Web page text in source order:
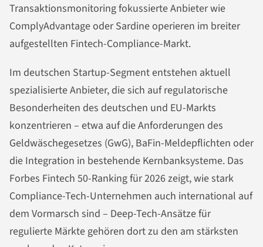
Transaktionsmonitoring fokussierte Anbieter wie
ComplyAdvantage oder Sardine operieren im breiter
aufgestellten Fintech-Compliance-Markt.
Im deutschen Startup-Segment entstehen aktuell
spezialisierte Anbieter, die sich auf regulatorische
Besonderheiten des deutschen und EU-Markts
konzentrieren – etwa auf die Anforderungen des
Geldwäschegesetzes (GwG), BaFin-Meldepflichten oder
die Integration in bestehende Kernbanksysteme. Das
Forbes Fintech 50-Ranking für 2026 zeigt, wie stark
Compliance-Tech-Unternehmen auch international auf
dem Vormarsch sind – Deep-Tech-Ansätze für
regulierte Märkte gehören dort zu den am stärksten